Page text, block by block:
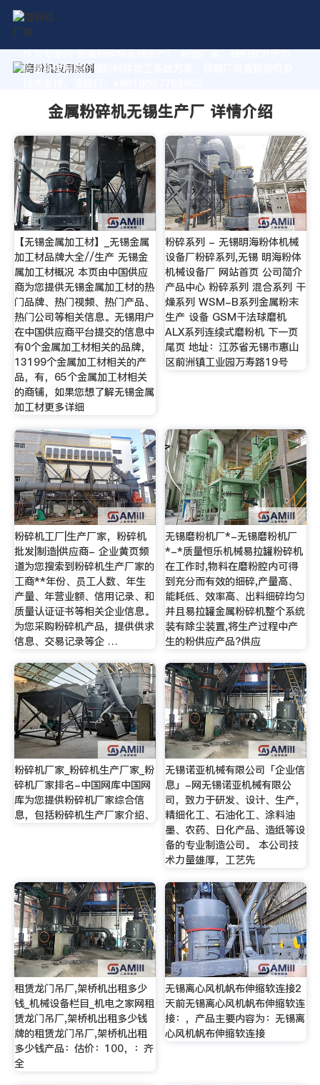
作为专业的 金属粉碎机无锡生产厂 制造厂家，我们致力于为
您量身定制高价值的粉体加工系统方案。获取厂家直销报价及
金属粉碎机无锡生产厂 详情介绍
【无锡金属加工材】_无锡金属
加工材品牌大全//生产 无锡金
属加工材概况 本页由中国供应
商为您提供无锡金属加工材的热
门品牌、热门视频、热门产品、
热门公司等相关信息。无锡用户
在中国供应商平台提交的信息中
有0个金属加工材相关的品牌，
13199个金属加工材相关的产
品，有，65个金属加工材相关
的商铺，如果您想了解无锡金属
加工材更多详细
粉碎系列 - 无锡明海粉体机械
设备厂粉碎系列,无锡 明海粉体
机械设备厂 网站首页 公司简介
产品中心 粉碎系列 混合系列 干
燥系列 WSM-B系列金属粉末
生产 设备 GSM干法球磨机
ALX系列连续式磨粉机 下一页
尾页 地址：江苏省无锡市惠山
区前洲镇工业园万寿路19号
粉碎机工厂|生产厂家，粉碎机
批发|制造|供应商- 企业黄页频
道为您搜索到粉碎机生产厂家的
工商**年份、员工人数、年生
产量、年营业额、信用记录、和
质量认证证书等相关企业信息。
为您采购粉碎机产品，提供供求
信息、交易记录等企 …
无锡磨粉机厂*-无锡磨粉机厂
*-*质量恒乐机械易拉罐粉碎机
在工作时,物料在磨粉腔内可得
到充分而有效的细碎,产量高、
能耗低、效率高、出料细碎均匀
并且易拉罐金属粉碎机整个系统
装有除尘装置,将生产过程中产
生的粉供应产品?供应
粉碎机厂家_粉碎机生产厂家_粉
碎机厂家排名-中国网库中国网
库为您提供粉碎机厂家综合信
息，包括粉碎机生产厂家介绍、
无锡诺亚机械有限公司「企业信
息」-网无锡诺亚机械有限公
司，致力于研发、设计、生产，
精细化工、石油化工、涂料油
墨、农药、日化产品、造纸等设
备的专业制造公司。 本公司技
术力量雄厚，工艺先
租赁龙门吊厂,架桥机出租多少
钱_机械设备栏目_机电之家网租
赁龙门吊厂,架桥机出租多少钱
牌的租赁龙门吊厂,架桥机出租
多少钱产品：估价：100，：齐
全
无锡离心风机帆布伸缩软连接2
天前无锡离心风机帆布伸缩软连
接：，产品主要内容为：无锡离
心风机帆布伸缩软连接